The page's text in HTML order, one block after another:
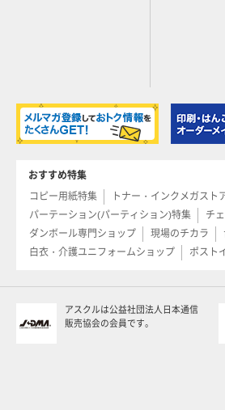
おすすめ特集
コピー用紙特集
トナー・インクメガスト
パーテーション(パーティション)特集
チ
ダンボール専門ショップ
現場のチカラ
白衣・介護ユニフォームショップ
ポスト
アスクルは公益社団法人日本通信
販売協会の会員です。